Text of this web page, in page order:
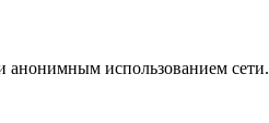
использованием сети.